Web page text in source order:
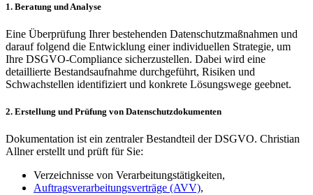
1. Beratung und Analyse
Eine Überprüfung Ihrer bestehenden Datenschutzmaßnahmen und
darauf folgend die Entwicklung einer individuellen Strategie, um
Ihre DSGVO-Compliance sicherzustellen. Dabei wird eine
detaillierte Bestandsaufnahme durchgeführt, Risiken und
Schwachstellen identifiziert und konkrete Lösungswege geebnet.
2. Erstellung und Prüfung von Datenschutzdokumenten
Dokumentation ist ein zentraler Bestandteil der DSGVO. Christian
Allner erstellt und prüft für Sie:
Verzeichnisse von Verarbeitungstätigkeiten,
Auftragsverarbeitungsverträge (AVV),